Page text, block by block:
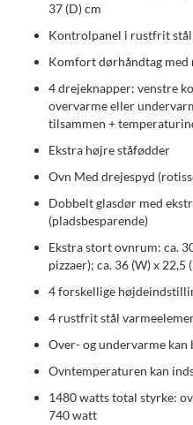
37 (D) cm
Kontrolpanel i rustfrit
Komfort dørhåndtag
4 drejeknapper: venstre
overvarme eller
tilsammen +
Ekstra højre ståfødder
Ovn Med drejespyd
Dobbelt glasdør med
(pladsbesparende)
Ekstra stort ovnrum: ca.
pizzaer); ca. 36 (W) x 22,5
4 forskellige
4 rustfrit stål
Over- og undervarme kan
Ovntemperaturen kan
1480 watts total styrke:
740 watt